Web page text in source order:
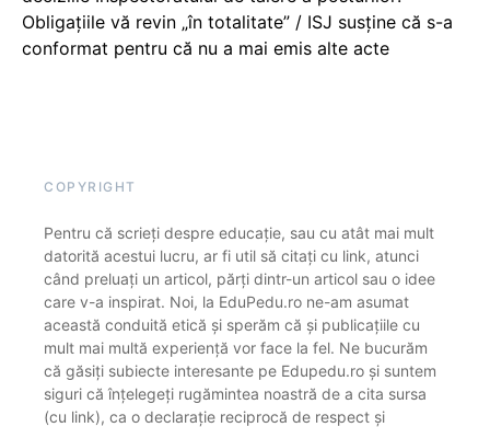
Obligațiile vă revin „în totalitate” / ISJ susține că s-a
conformat pentru că nu a mai emis alte acte
COPYRIGHT
Pentru că scrieți despre educație, sau cu atât mai mult
datorită acestui lucru, ar fi util să citați cu link, atunci
când preluați un articol, părți dintr-un articol sau o idee
care v-a inspirat. Noi, la EduPedu.ro ne-am asumat
această conduită etică și sperăm că și publicațiile cu
mult mai multă experiență vor face la fel. Ne bucurăm
că găsiți subiecte interesante pe Edupedu.ro și suntem
siguri că înțelegeți rugămintea noastră de a cita sursa
(cu link), ca o declarație reciprocă de respect și